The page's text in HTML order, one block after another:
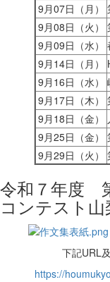
9月07日（月）
9月08日（火）
9月09日（水）
9月14日（月）
9月16日（水）
9月17日（木）
9月18日（金）
9月25日（金）
9月29日（火）
令和７年度
コンテスト
下記URL
https://